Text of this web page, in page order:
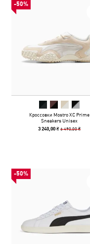
-50%
Кроссовки Mostro XC Prime
Sneakers Unisex
3 240,00 ₴6 490,00 ₴
-50%